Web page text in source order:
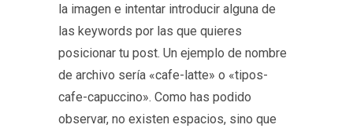
la imagen e intentar introducir alguna de
las keywords por las que quieres
posicionar tu post. Un ejemplo de nombre
de archivo sería «cafe-latte» o «tipos-
cafe-capuccino». Como has podido
observar, no existen espacios, sino que